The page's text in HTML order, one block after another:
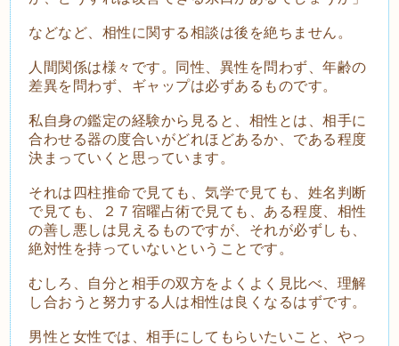
などなど、相性に関する相談は後を絶ちません。
人間関係は様々です。同性、異性を問わず、年齢の
差異を問わず、ギャップは必ずあるものです。
私自身の鑑定の経験から見ると、相性とは、相手に
合わせる器の度合いがどれほどあるか、である程度
決まっていくと思っています。
それは四柱推命で見ても、気学で見ても、姓名判断
で見ても、２７宿曜占術で見ても、ある程度、相性
の善し悪しは見えるものですが、それが必ずしも、
絶対性を持っていないということです。
むしろ、自分と相手の双方をよくよく見比べ、理解
し合おうと努力する人は相性は良くなるはずです。
男性と女性では、相手にしてもらいたいこと、やっ